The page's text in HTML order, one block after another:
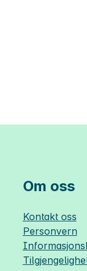
Om oss
Kontakt oss
Personvern